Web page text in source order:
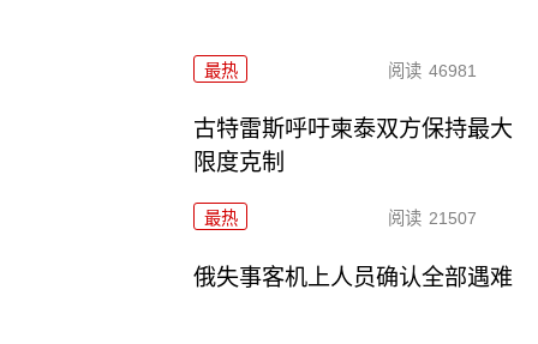
最热 阅读 46981
古特雷斯呼吁柬泰双方保持最大
限度克制
最热 阅读 21507
俄失事客机上人员确认全部遇难